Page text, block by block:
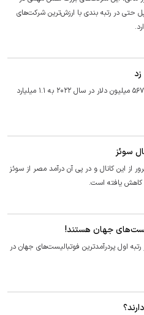
حتی در رتبه بندی با ارزش‌ترین شرکت‌های
پرداخت باج از طریق بدافزار‌های مختلف از ۵۶۷ میلیون دلار در سال ۲۰۲۲ به ۱.۱ میلیارد
از این کانال و در پی آن درآمد مصر از سوئز
جهان هستند!
اول پردرآمدترین فوتبالیست‌های جهان در